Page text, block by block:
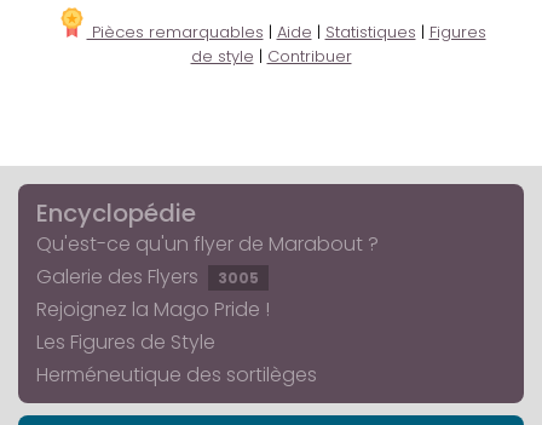
Pièces remarquables | Aide | Statistiques | Figures
de style | Contribuer
Encyclopédie
Qu'est-ce qu'un flyer de Marabout ?
Galerie des Flyers
3005
Rejoignez la Mago Pride !
Les Figures de Style
Herméneutique des sortilèges